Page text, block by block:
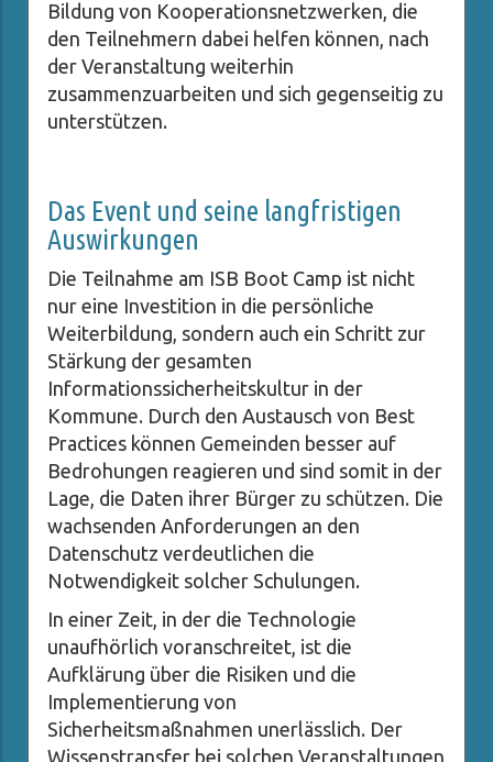
Bildung von Kooperationsnetzwerken, die
den Teilnehmern dabei helfen können, nach
der Veranstaltung weiterhin
zusammenzuarbeiten und sich gegenseitig zu
unterstützen.
Das Event und seine langfristigen
Auswirkungen
Die Teilnahme am ISB Boot Camp ist nicht
nur eine Investition in die persönliche
Weiterbildung, sondern auch ein Schritt zur
Stärkung der gesamten
Informationssicherheitskultur in der
Kommune. Durch den Austausch von Best
Practices können Gemeinden besser auf
Bedrohungen reagieren und sind somit in der
Lage, die Daten ihrer Bürger zu schützen. Die
wachsenden Anforderungen an den
Datenschutz verdeutlichen die
Notwendigkeit solcher Schulungen.
In einer Zeit, in der die Technologie
unaufhörlich voranschreitet, ist die
Aufklärung über die Risiken und die
Implementierung von
Sicherheitsmaßnahmen unerlässlich. Der
Wissenstransfer bei solchen Veranstaltungen